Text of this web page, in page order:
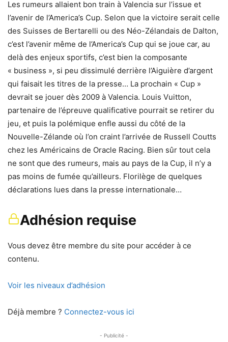
Les rumeurs allaient bon train à Valencia sur l’issue et
l’avenir de l’America’s Cup. Selon que la victoire serait celle
des Suisses de Bertarelli ou des Néo-Zélandais de Dalton,
c’est l’avenir même de l’America’s Cup qui se joue car, au
delà des enjeux sportifs, c’est bien la composante
« business », si peu dissimulé derrière l’Aiguière d’argent
qui faisait les titres de la presse… La prochain « Cup »
devrait se jouer dès 2009 à Valencia. Louis Vuitton,
partenaire de l’épreuve qualificative pourrait se retirer du
jeu, et puis la polémique enfle aussi du côté de la
Nouvelle-Zélande où l’on craint l’arrivée de Russell Coutts
chez les Américains de Oracle Racing. Bien sûr tout cela
ne sont que des rumeurs, mais au pays de la Cup, il n’y a
pas moins de fumée qu’ailleurs. Florilège de quelques
déclarations lues dans la presse internationale…
Adhésion requise
Vous devez être membre du site pour accéder à ce
contenu.
Voir les niveaux d’adhésion
Déjà membre ? Connectez-vous ici
- Publicité -